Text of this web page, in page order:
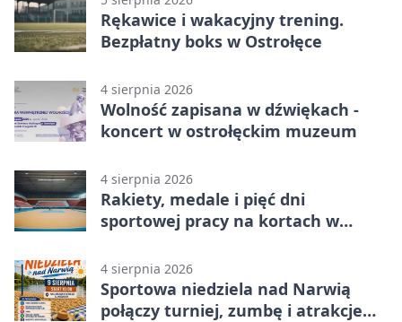
Rękawice i wakacyjny trening.
Bezpłatny boks w Ostrołęce
4 sierpnia 2026
Wolność zapisana w dźwiękach -
koncert w ostrołęckim muzeum
4 sierpnia 2026
Rakiety, medale i pięć dni
sportowej pracy na kortach w
4 sierpnia 2026
Sportowa niedziela nad Narwią
połączy turniej, zumbę i atrakcje